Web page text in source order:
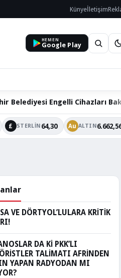
Künyeİletişim
HEMEN
Google Play
Cihazları Bakım ve
£ STERLIN 64,30 Au ALTIN
VE DÖRTYOL’LULARA KRİTİK
DA Kİ PKK’LI
TALİMATI AFRİNDEN
YAPAN RADYODAN MI